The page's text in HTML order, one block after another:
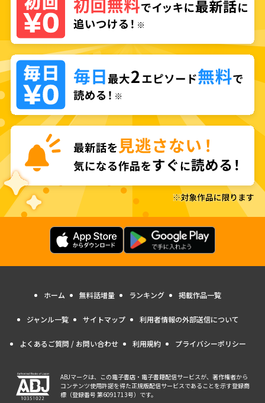
ホーム 無料話増量 ランキング 掲載作品一覧
ジャンル一覧 サイトマップ 利用者情報の外部送信について
よくあるご質問 / お問い合わせ 利用規約 プライバシーポリシー
ABJマークは、この電子書店・電子書籍配信サービスが、著作権者から
コンテンツ使用許諾を得た正規版配信サービスであることを示す登録商
標（登録番号 第6091713号）です。